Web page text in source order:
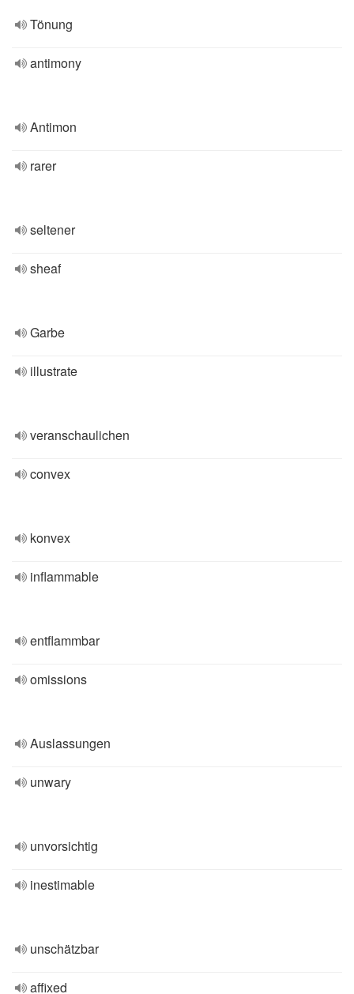
Tönung
antimony
Antimon
rarer
seltener
sheaf
Garbe
illustrate
veranschaulichen
convex
konvex
inflammable
entflammbar
omissions
Auslassungen
unwary
unvorsichtig
inestimable
unschätzbar
affixed